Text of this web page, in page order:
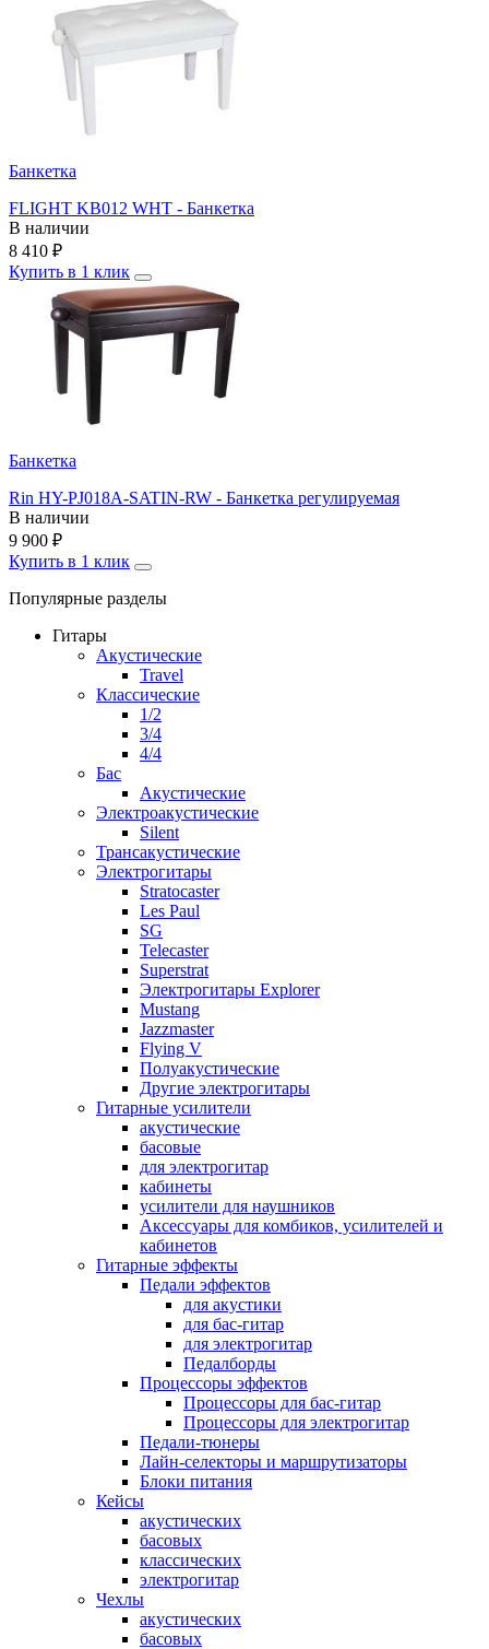
Банкетка
FLIGHT KB012 WHT - Банкетка
В наличии
8 410 ₽
Купить в 1 клик
Банкетка
Rin HY-PJ018A-SATIN-RW - Банкетка регулируемая
В наличии
9 900 ₽
Купить в 1 клик
Популярные разделы
Гитары
Акустические
Travel
Классические
1/2
3/4
4/4
Бас
Акустические
Электроакустические
Silent
Трансакустические
Электрогитары
Stratocaster
Les Paul
SG
Telecaster
Superstrat
Электрогитары Explorer
Mustang
Jazzmaster
Flying V
Полуакустические
Другие электрогитары
Гитарные усилители
акустические
басовые
для электрогитар
кабинеты
усилители для наушников
Аксессуары для комбиков, усилителей и
кабинетов
Гитарные эффекты
Педали эффектов
для акустики
для бас-гитар
для электрогитар
Педалборды
Процессоры эффектов
Процессоры для бас-гитар
Процессоры для электрогитар
Педали-тюнеры
Лайн-селекторы и маршрутизаторы
Блоки питания
Кейсы
акустических
басовых
классических
электрогитар
Чехлы
акустических
басовых